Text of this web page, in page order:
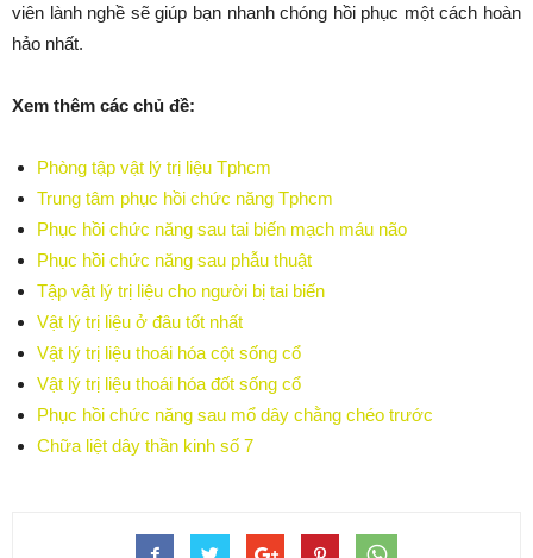
viên lành nghề sẽ giúp bạn nhanh chóng hồi phục một cách hoàn
hảo nhất.
Xem thêm các chủ đề:
Phòng tập vật lý trị liệu Tphcm
Trung tâm phục hồi chức năng Tphcm
Phục hồi chức năng sau tai biến mạch máu não
Phục hồi chức năng sau phẫu thuật
Tập vật lý trị liệu cho người bị tai biến
Vật lý trị liệu ở đâu tốt nhất
Vật lý trị liệu thoái hóa cột sống cổ
Vật lý trị liệu thoái hóa đốt sống cổ
Phục hồi chức năng sau mổ dây chằng chéo trước
Chữa liệt dây thần kinh số 7